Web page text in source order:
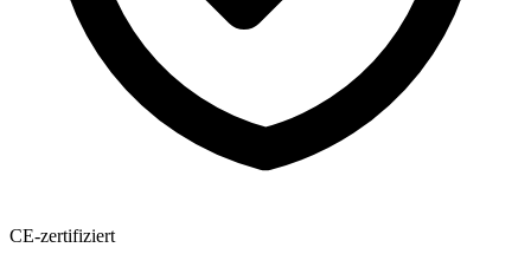
CE-zertifiziert